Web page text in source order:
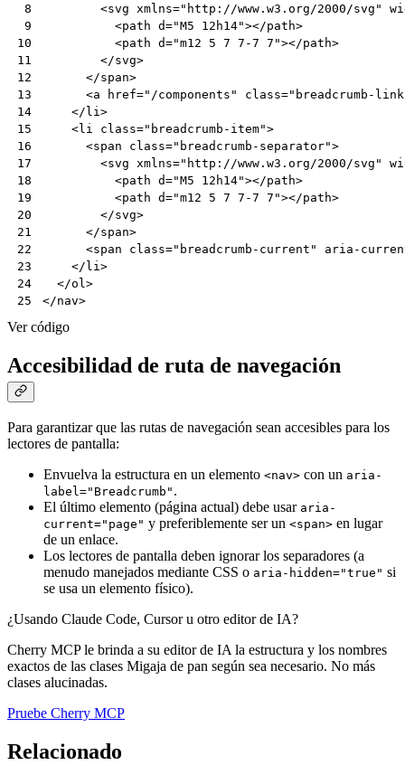
8
9
10
11
12
13
14
15
16
17
18
19
20
21
22
23
24
25
<svg xmlns="http://www.w3.org/2000/svg"
<path d="M5 12h14"></path>
<path d="m12 5 7 7-7 7"></path>
</svg>
</span>
<a href="/components" class="breadcrumb-
</li >
<li class="breadcrumb-item">
<span class="breadcrumb-separator">
<svg xmlns="http://www.w3.org/2000/svg"
<path d="M5 12h14"></path>
<path d="m12 5 7 7-7 7"></path>
</svg>
</span>
<span class="breadcrumb-current"
aria-
</li >
</ol >
</nav>
Ver código
Accesibilidad de ruta de navegación
Para garantizar que las rutas de navegación sean accesibles para los
lectores de pantalla:
Envuelva la estructura en un elemento <nav> con un aria-
label="Breadcrumb" .
El último elemento (página actual) debe usar aria-
current="page" y preferiblemente ser un <span> en lugar
de un enlace.
Los lectores de pantalla deben ignorar los separadores (a
menudo manejados mediante CSS o aria-hidden="true" si
se usa un elemento físico).
¿Usando Claude Code, Cursor u otro editor de IA?
Cherry MCP le brinda a su editor de IA la estructura y los nombres
exactos de las clases Migaja de pan según sea necesario. No más
clases alucinadas.
Pruebe Cherry MCP
Relacionado